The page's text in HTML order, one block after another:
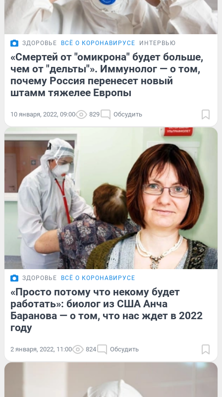
ЗДОРОВЬЕ ВСЁ О КОРОНАВИРУСЕ ИНТЕРВЬЮ
«Смертей от "омикрона" будет больше,
чем от "дельты"». Иммунолог — о том,
почему Россия перенесет новый
штамм тяжелее Европы
10 января, 2022, 09:00 829 Обсудить
ЗДОРОВЬЕ ВСЁ О КОРОНАВИРУСЕ
«Просто потому что некому будет
работать»: биолог из США Анча
Баранова — о том, что нас ждет в 2022
году
2 января, 2022, 11:00 824 Обсудить